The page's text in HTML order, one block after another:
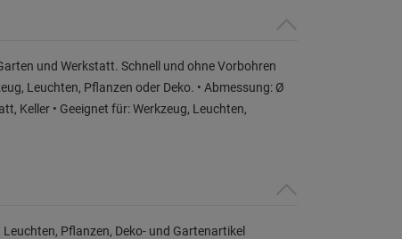
und Werkstatt. Schnell und ohne Vorbohren
Leuchten, Pflanzen oder Deko. • Abmessung: Ø
Keller • Geeignet für: Werkzeug, Leuchten,
Leuchten, Pflanzen, Deko- und Gartenartikel